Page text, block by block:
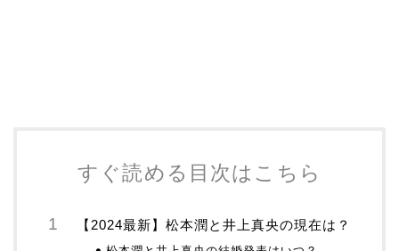
すぐ読める目次はこちら
【2024最新】松本潤と井上真央の現在は？